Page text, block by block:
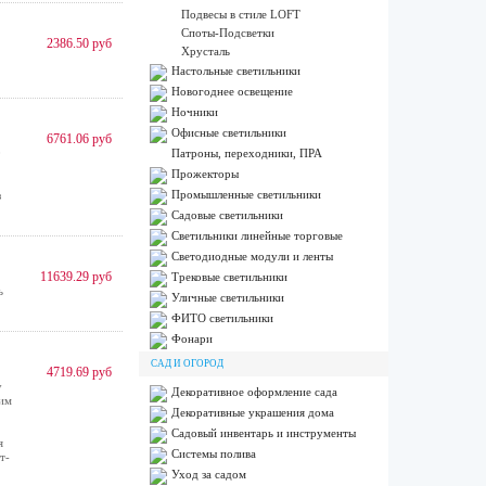
2386.50 руб
6761.06 руб
11639.29 руб
4719.69 руб
Подвесы в стиле LOFT
Споты-Подсветки
Хрусталь
Настольные светильники
Новогоднее освещение
Ночники
Офисные светильники
Патроны, переходники, ПРА
Прожекторы
Промышленные светильники
Садовые светильники
Светильники линейные торговые
Светодиодные модули и ленты
Трековые светильники
Уличные светильники
ФИТО светильники
Фонари
САД И ОГОРОД
Декоративное оформление сада
Декоративные украшения дома
Садовый инвентарь и инструменты
Системы полива
Уход за садом